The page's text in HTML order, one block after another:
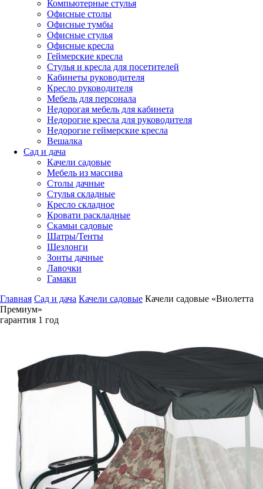
Компьютерные стулья
Офисные столы
Офисные тумбы
Офисные стулья
Офисные кресла
Геймерские кресла
Стулья и кресла для посетителей
Кабинеты руководителя
Кресло руководителя
Мебель для персонала
Недорогая мебель для кабинета
Недорогие кресла для руководителя
Недорогие геймерские кресла
Вешалка
Сад и дача
Качели садовые
Мебель из массива
Столы дачные
Стулья складные
Кресло складное
Кровати раскладные
Скамьи садовые
Шатры/Тенты
Шезлонги
Зонты дачные
Лавочки
Гамаки
Главная Сад и дача Качели садовые Качели садовые «Виолетта
Премиум»
гарантия 1 год